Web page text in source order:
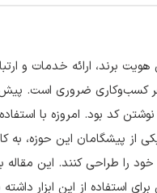
برند، ارائه خدمات و
کسب‌وکاری ضروری است. پیش
کد بود. امروزه با
پیشگامان این حوزه، به
را طراحی کنند. این مقاله
استفاده از این ابزار